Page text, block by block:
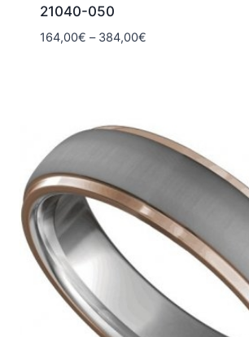
21040-050
164,00€ – 384,00€Hintaluokka: